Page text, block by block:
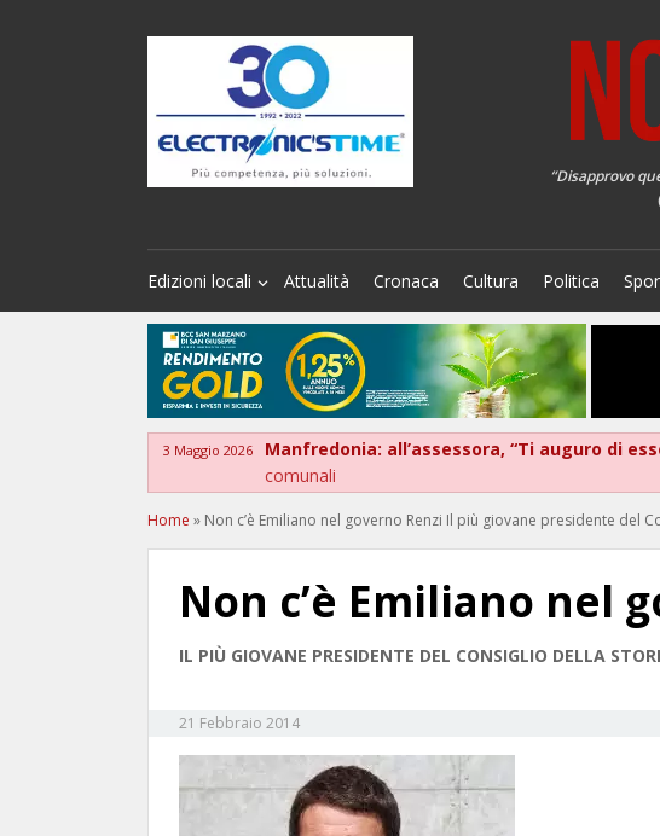
“Disapprovo
Edizioni locali Attualità Cronaca Cultura Politica
3 Maggio 2026 Manfredonia: all’assessora, “Ti auguro di
comunali
Home » Non c’è Emiliano nel governo Renzi Il più giovane presidente del
Non c’è Emiliano nel
IL PIÙ GIOVANE PRESIDENTE DEL CONSIGLIO DELLA
21 Febbraio 2014